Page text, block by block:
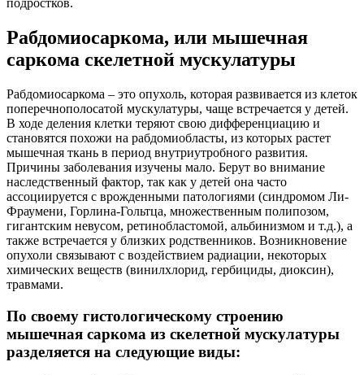
подростков.
Рабдомиосаркома, или мышечная
саркома скелетной мускулатуры
Рабдомиосаркома – это опухоль, которая развивается из клеток
поперечнополосатой мускулатуры, чаще встречается у детей.
В ходе деления клетки теряют свою дифференциацию и
становятся похожи на рабдомиобласты, из которых растет
мышечная ткань в период внутриутробного развития.
Причины заболевания изучены мало. Берут во внимание
наследственный фактор, так как у детей она часто
ассоциируется с врожденными патологиями (синдромом Ли-
Фраумени, Горлина-Гольтца, множественным полипозом,
гигантским невусом, ретинобластомой, альбинизмом и т.д.), а
также встречается у близких родственников. Возникновение
опухоли связывают с воздействием радиации, некоторых
химических веществ (винилхлорид, гербициды, диоксин),
травмами.
По своему гистологическому строению
мышечная саркома из скелетной мускулатуры
разделяется на следующие виды: